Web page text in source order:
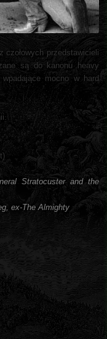
przedstawicieli
są do kanonu heavy
mocno w hard
Stratocuster and the
ex-The Almighty